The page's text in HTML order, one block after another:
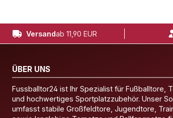
Versandab 11,90 EUR
ÜBER UNS
Fussballtor24 ist Ihr Spezialist für Fußballtore,
und hochwertiges Sportplatzzubehör. Unser
umfasst stabile Großfeldtore, Jugendtore,